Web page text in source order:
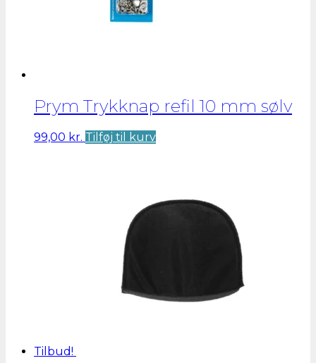
Prym Trykknap refil 10 mm sølv
99,00 kr. Tilføj til kurv
Tilbud!